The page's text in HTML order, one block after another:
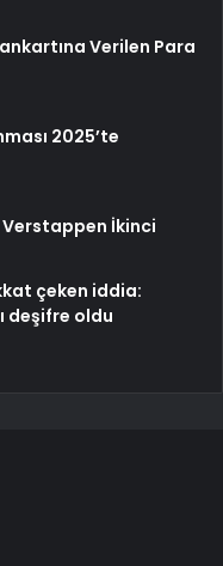
Verilen Para
2025’te
Verstappen İkinci
çeken iddia:
deşifre oldu